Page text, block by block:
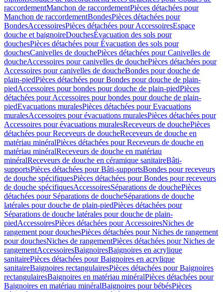
raccordementManchon de raccordementPièces détachées pour
Manchon de raccordementBondesPièces détachées pour
BondesAccessoiresPièces détachées pour AccessoiresEspace
douche et baignoireDouchesÉvacuation des sols pour
douchesPièces détachées pour Évacuation des sols pour
douchesCanivelles de douchePièces détachées pour Canivelles de
doucheAccessoires pour canivelles de douchePièces détachées pour
Accessoires pour canivelles de doucheBondes pour douche de
plain-piedPièces détachées pour Bondes pour douche de plain-
piedAccessoires pour bondes pour douche de plain-piedPièces
détachées pour Accessoires pour bondes pour douche de plain-
piedEvacuations muralesPièces détachées pour Evacuations
muralesAccessoires pour évacuations muralesPièces détachées pour
Accessoires pour évacuations muralesReceveurs de douchePièces
détachées pour Receveurs de doucheReceveurs de douche en
matériau minéralPièces détachées pour Receveurs de douche en
matériau minéralReceveurs de douche en matériau
minéralReceveurs de douche en céramique sanitaireBâti-
supportsPièces détachées pour Bâti-supportsBondes pour receveurs
de douche spécifiquesPièces détachées pour Bondes pour receveurs
de douche spécifiquesAccessoiresSéparations de douchePièces
détachées pour Séparations de doucheSéparations de douche
latérales pour douche de plain-piedPièces détachées pour
Séparations de douche latérales pour douche de plain-
piedAccessoiresPièces détachées pour AccessoiresNiches de
rangement pour douchesPièces détachées pour Niches de rangement
pour douchesNiches de rangementPièces détachées pour Niches de
rangementAccessoiresBaignoiresBaignoires en acrylique
sanitairePièces détachées pour Baignoires en acrylique
sanitaireBaignoires rectangulairesPièces détachées pour Baignoires
rectangulairesBaignoires en matériau minéralPièces détachées pour
Baignoires en matériau minéralBaignoires pour bébésPièces